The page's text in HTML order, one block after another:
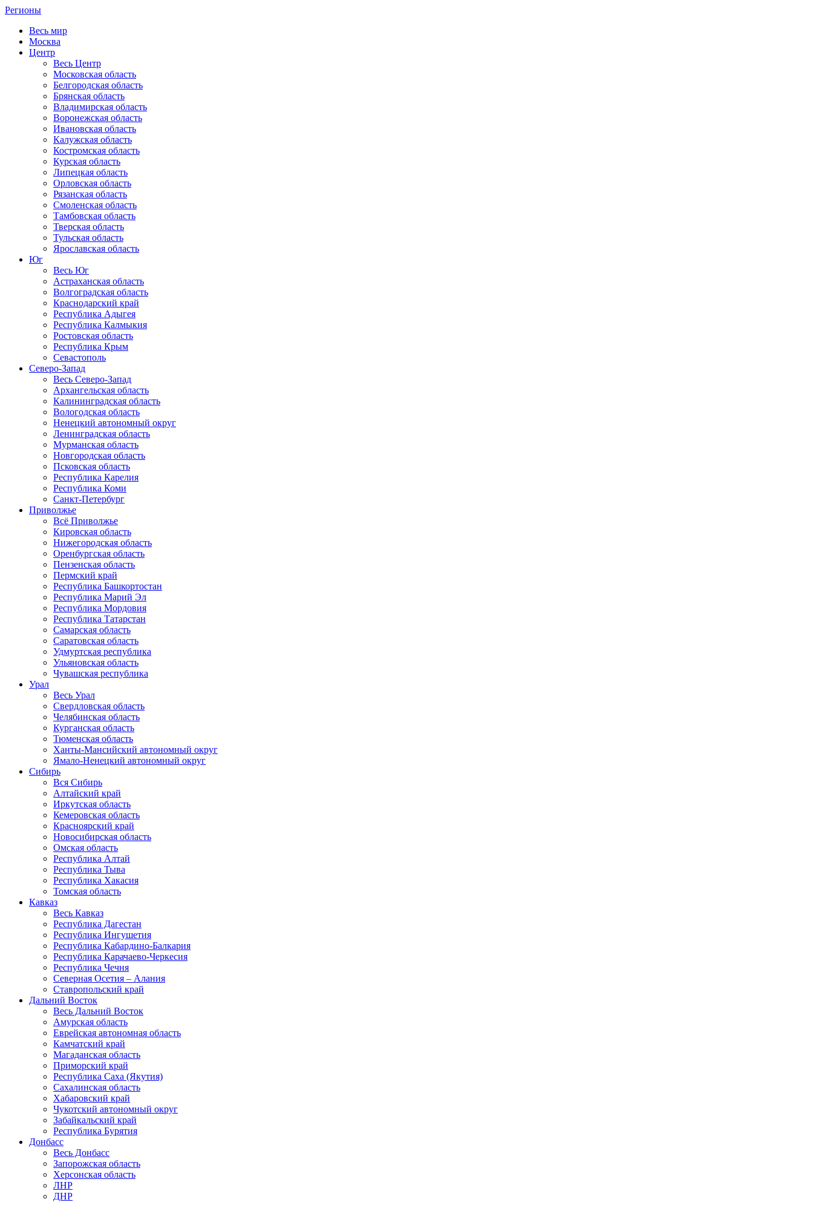
Регионы
Весь мир
Москва
Центр
Весь Центр
Московская область
Белгородская область
Брянская область
Владимирская область
Воронежская область
Ивановская область
Калужская область
Костромская область
Курская область
Липецкая область
Орловская область
Рязанская область
Смоленская область
Тамбовская область
Тверская область
Тульская область
Ярославская область
Юг
Весь Юг
Астраханская область
Волгоградская область
Краснодарский край
Республика Адыгея
Республика Калмыкия
Ростовская область
Республика Крым
Севастополь
Северо-Запад
Весь Северо-Запад
Архангельская область
Калининградская область
Вологодская область
Ненецкий автономный округ
Ленинградская область
Мурманская область
Новгородская область
Псковская область
Республика Карелия
Республика Коми
Санкт-Петербург
Приволжье
Всё Приволжье
Кировская область
Нижегородская область
Оренбургская область
Пензенская область
Пермский край
Республика Башкортостан
Республика Марий Эл
Республика Мордовия
Республика Татарстан
Самарская область
Саратовская область
Удмуртская республика
Ульяновская область
Чувашская республика
Урал
Весь Урал
Свердловская область
Челябинская область
Курганская область
Тюменская область
Ханты-Мансийский автономный округ
Ямало-Ненецкий автономный округ
Сибирь
Вся Сибирь
Алтайский край
Иркутская область
Кемеровская область
Красноярский край
Новосибирская область
Омская область
Республика Алтай
Республика Тыва
Республика Хакасия
Томская область
Кавказ
Весь Кавказ
Республика Дагестан
Республика Ингушетия
Республика Кабардино-Балкария
Республика Карачаево-Черкесия
Республика Чечня
Северная Осетия – Алания
Ставропольский край
Дальний Восток
Весь Дальний Восток
Амурская область
Еврейская автономная область
Камчатский край
Магаданская область
Приморский край
Республика Саха (Якутия)
Сахалинская область
Хабаровский край
Чукотский автономный округ
Забайкальский край
Республика Бурятия
Донбасс
Весь Донбасс
Запорожская область
Херсонская область
ЛНР
ДНР